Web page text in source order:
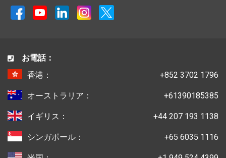
お電話：
香港：
+852 3702 1796
オーストラリア： +61390185385
イギリス： +44 207 193 1138
シンガポール： +65 6035 1116